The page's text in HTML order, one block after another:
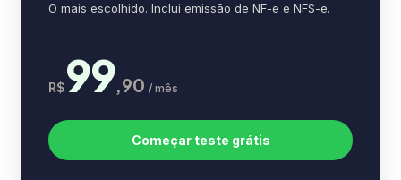
O mais escolhido. Inclui emissão de NF-e e NFS-e.
R$99,90 / mês
Começar teste grátis